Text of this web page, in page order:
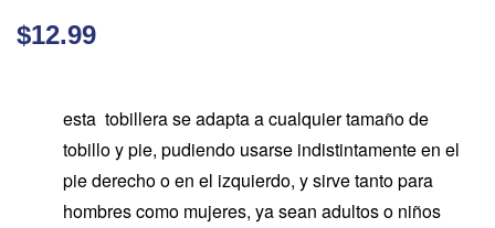
$12.99
esta tobillera se adapta a cualquier tamaño de
tobillo y pie, pudiendo usarse indistintamente en el
pie derecho o en el izquierdo, y sirve tanto para
hombres como mujeres, ya sean adultos o niños